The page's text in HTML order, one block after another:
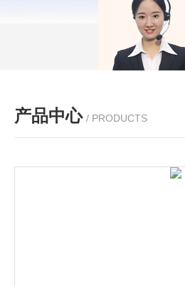
产品中心 / PRODUCTS